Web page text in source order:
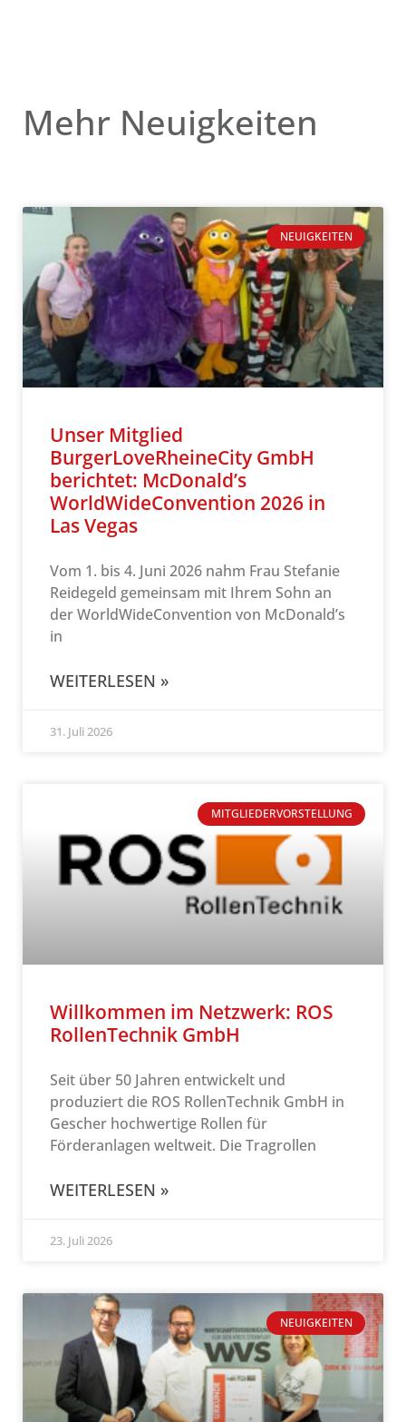
Mehr Neuigkeiten
NEUIGKEITEN
Unser Mitglied
BurgerLoveRheineCity GmbH
berichtet: McDonald’s
WorldWideConvention 2026 in
Las Vegas
Vom 1. bis 4. Juni 2026 nahm Frau Stefanie
Reidegeld gemeinsam mit Ihrem Sohn an
der WorldWideConvention von McDonald’s
in
WEITERLESEN »
31. Juli 2026
MITGLIEDERVORSTELLUNG
Willkommen im Netzwerk: ROS
RollenTechnik GmbH
Seit über 50 Jahren entwickelt und
produziert die ROS RollenTechnik GmbH in
Gescher hochwertige Rollen für
Förderanlagen weltweit. Die Tragrollen
WEITERLESEN »
23. Juli 2026
NEUIGKEITEN